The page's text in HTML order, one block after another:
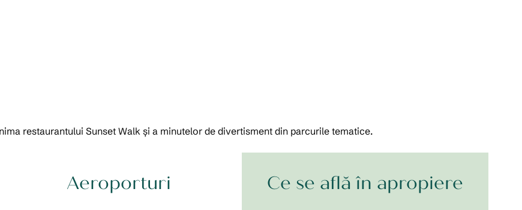
restaurantului Sunset Walk și a minutelor de divertisment din parcurile tematice.
Aeroporturi Ce se află în apropiere